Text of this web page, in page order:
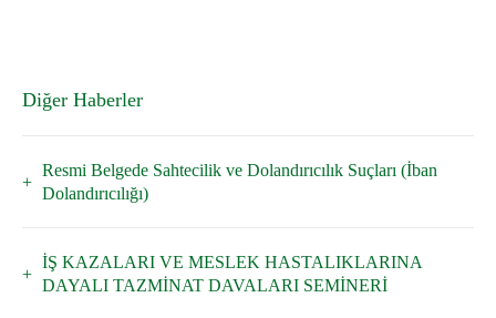
Diğer Haberler
Resmi Belgede Sahtecilik ve Dolandırıcılık Suçları (İban
Dolandırıcılığı)
İŞ KAZALARI VE MESLEK HASTALIKLARINA
DAYALI TAZMİNAT DAVALARI SEMİNERİ